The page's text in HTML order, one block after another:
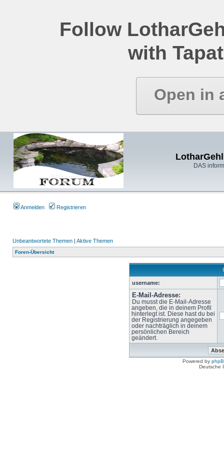
Follow
with
Open in
DAS
Anmelden Registrieren
Unbeantwortete Themen | Aktive Themen
Foren-Übersicht
username:
E-Mail-Adresse:
Du musst die E-Mail-Adresse
angeben, die in deinem Profil
hinterlegt ist. Diese hast du bei
der Registrierung angegeben
oder nachträglich in deinem
persönlichen Bereich
geändert.
Powered by
Deutsche